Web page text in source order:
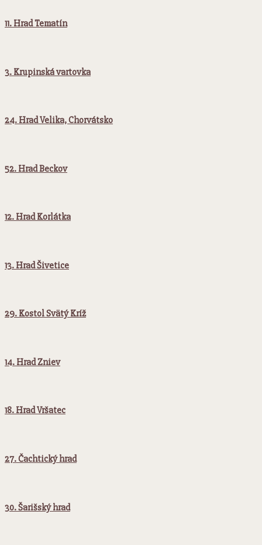
11. Hrad Tematín
3. Krupinská vartovka
24. Hrad Velika, Chorvátsko
52. Hrad Beckov
12. Hrad Korlátka
13. Hrad Šivetice
29. Kostol Svätý Kríž
14. Hrad Zniev
18. Hrad Vršatec
27. Čachtický hrad
30. Šarišský hrad